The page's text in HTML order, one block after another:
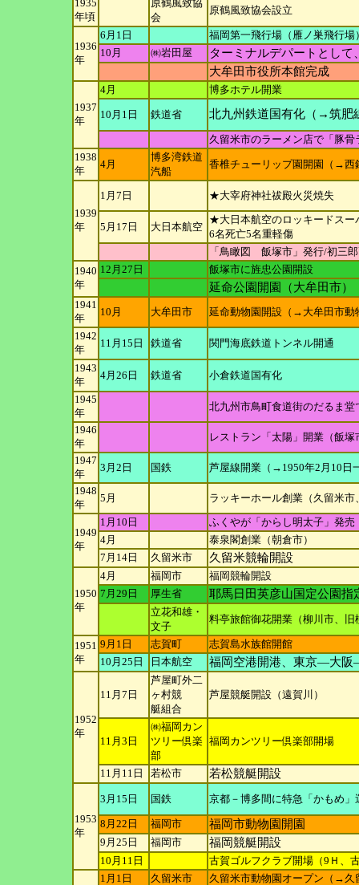
1935
年頃
原鶴風致協
会
原鶴風致協会設立
1936
年
6月1日
福岡第一飛行場（雁ノ巣飛行場
10月
㈱岩田屋
ターミナルデパートとして
大牟田市役所本館完成
1937
年
4月 博多ホテル開業
10月1日 鉄道省 北九州鉄道国有化（→筑肥
久留米市のラーメン店で「豚骨
1938
年
4月
博多湾鉄道
汽船
香椎チューリップ園開園（→西
1939
年
1月7日 ★大宰府神社祓殿火災焼失
5月17日 大日本航空
★大日本航空のロッキードスー
6名死亡5名重軽傷
「鳥瞰図 飯塚市」発行/初三
1940
年
12月27日 飯塚市に旌忠公園開設
延命公園開園（大牟田市）
1941
年
10月 大牟田市
延命動物園開設（→大牟田市動
1942
年
11月15日 鉄道省 関門海底鉄道トンネル開通
1943
年
4月26日 鉄道省
小倉鉄道国有化
1945
年
北九州市鳥町食道街のだるま
1946
年
レストラン「太陽」開業（飯塚
1947
年
3月2日 国鉄
芦屋線開業（→1950年2月10日
1948
年
5月 ラッキーホール創業（久留米
1949
年
1月10日
ふくやが「からし明太子」発売
4月
泰泉閣創業（朝倉市）
7月14日
久留米市 久留米競輪開設
1950
年
4月 福岡市
福岡競輪開設
7月29日
厚生省 耶馬日田英彦山国定公園指
立花和雄・
文子
料亭旅館御花開業（柳川市、旧
1951
年
9月1日 志賀町
志賀島水族館開館
10月25日
日本航空 福岡空港開港、東京―大阪
1952
年
11月7日
芦屋町外二
ヶ村競
艇組合
芦屋競艇開設（遠賀川）
11月3日
㈱福岡カン
ツリー倶楽
部
福岡カンツリー倶楽部開場
11月11日 若松市 若松競艇開設
1953
年
3月15日 国鉄 京都－博多間に特急「かもめ」
8月22日 福岡市 福岡市動物園開園
9月25日 福岡市 福岡競艇開設
10月11日 古賀ゴルフクラブ開場（9Ｈ、
1月1日 久留米市 久留米市動物園オープン（→久